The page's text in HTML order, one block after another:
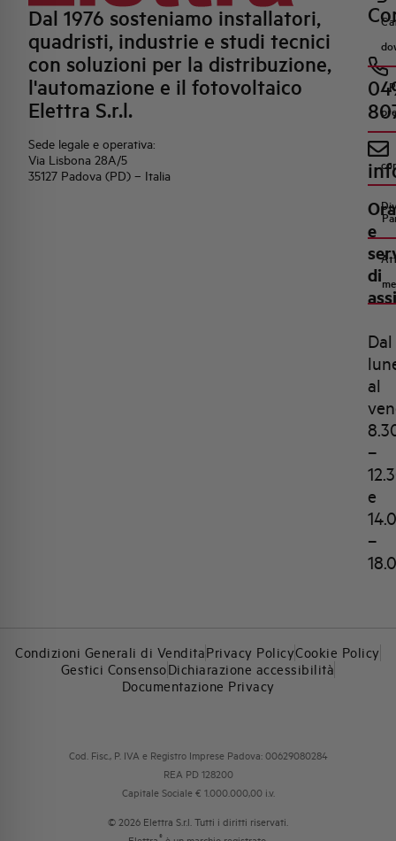
Dal 1976 sosteniamo installatori,
quadristi, industrie e studi tecnici
con soluzioni per la distribuzione,
l'automazione e il fotovoltaico
Elettra S.r.l.
Sede legale e operativa:
Via Lisbona 28A/5
35127 Padova (PD) – Italia
e
di
Dal
al
–
e
–
Condizioni Generali di VenditaPrivacy PolicyCookie Policy
Gestici ConsensoDichiarazione accessibilità
Documentazione Privacy
Cod. Fisc., P. IVA e Registro Imprese Padova: 00629080284
REA PD 128200
Capitale Sociale € 1.000.000,00 i.v.
© 2026 Elettra S.r.l. Tutti i diritti riservati.
®